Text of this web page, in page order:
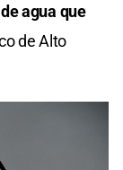
agua que
de Alto